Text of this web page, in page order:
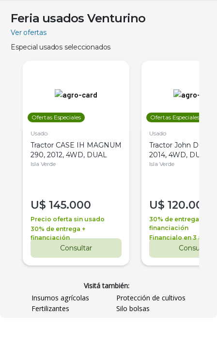
Feria usados Venturino
Ver ofertas
Especial usados seleccionados
Ofertas Especiales
Usado
Tractor CASE IH MAGNUM
290, 2012, 4WD, DUAL
Isla Verde
U$ 145.000
Precio oferta sin usado
30% de entrega +
financiación
Consultar
Ofertas Especiales
Usado
Tractor John Deere
2014, 4WD, DUAL
Isla Verde
U$ 120.000
30% de entrega +
financiación
Financialo en 3 años
Consultar
Visitá también:
Insumos agrícolas
Protección de cultivos
Fertilizantes
Silo bolsas